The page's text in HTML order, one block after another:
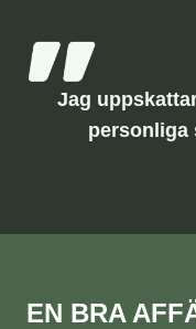
Jag
personliga
EN BRA